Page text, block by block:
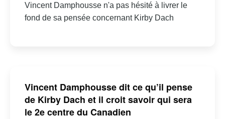
Vincent Damphousse n'a pas hésité à livrer le
fond de sa pensée concernant Kirby Dach
Vincent Damphousse dit ce qu’il pense
de Kirby Dach et il croit savoir qui sera
le 2e centre du Canadien